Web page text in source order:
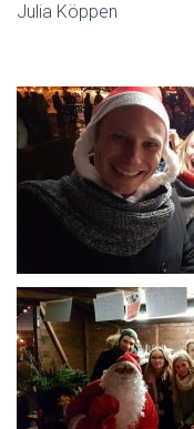
Julia Köppen